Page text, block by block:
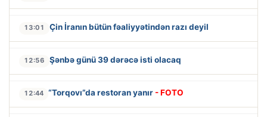
13:01 Çin İranın bütün fəaliyyətindən razı deyil
12:56 Şənbə günü 39 dərəcə isti olacaq
12:44 “Torqovı”da restoran yanır - FOTO